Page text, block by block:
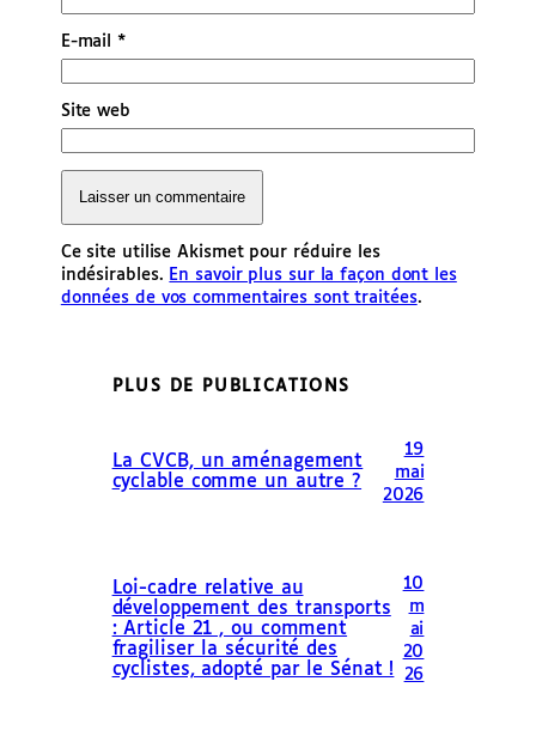
E-mail*
Site web
Ce site utilise Akismet pour réduire les
indésirables. En savoir plus sur la façon dont les
données de vos commentaires sont traitées.
PLUS DE PUBLICATIONS
La CVCB, un aménagement
cyclable comme un autre ?
19
mai
2026
Loi-cadre relative au
développement des transports
: Article 21 , ou comment
fragiliser la sécurité des
cyclistes, adopté par le Sénat !
10
m
ai
20
26